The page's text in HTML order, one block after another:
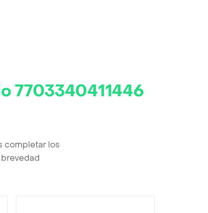
7703340411446
completar los